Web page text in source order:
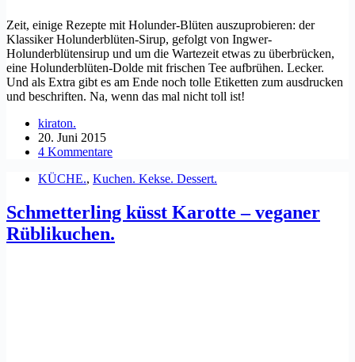
Zeit, einige Rezepte mit Holunder-Blüten auszuprobieren: der
Klassiker Holunderblüten-Sirup, gefolgt von Ingwer-
Holunderblütensirup und um die Wartezeit etwas zu überbrücken,
eine Holunderblüten-Dolde mit frischen Tee aufbrühen. Lecker.
Und als Extra gibt es am Ende noch tolle Etiketten zum ausdrucken
und beschriften. Na, wenn das mal nicht toll ist!
kiraton.
20. Juni 2015
4 Kommentare
KÜCHE., Kuchen. Kekse. Dessert.
Schmetterling küsst Karotte – veganer
Rüblikuchen.